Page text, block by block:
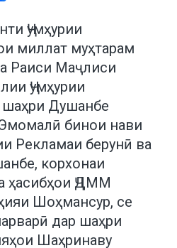
Ҷумҳурии
миллат муҳтарам
Раиси Маҷлиси
Ҷумҳурии
шаҳри Душанбе
бинои нави
Рекламаи берунӣ ва
корхонаи
ҳасибҳои ҶДММ
Шоҳмансур, се
дар шаҳри
Шаҳринаву